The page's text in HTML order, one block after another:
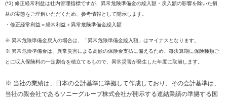
(*3) 修正経常利益は社内管理指標ですが、異常危険準備金の繰入額・戻入額の影響を除いた損
益の実態をご理解いただくため、参考情報として開示します。
・修正経常利益＝経常利益＋異常危険準備金繰入額
※ 異常危険準備金戻入の場合は、「異常危険準備金繰入額」はマイナスとなります。
※ 異常危険準備金は、異常災害による高額の保険金支払に備えるため、毎決算期に保険種類ご
とに収入保険料の一定割合を積立てるもので、異常災害が発生した年度に取崩します。
※ 当社の業績は、日本の会計基準に準拠して作成しており、その会計基準は、
当社の親会社であるソニーグループ株式会社が開示する連結業績の準拠する国